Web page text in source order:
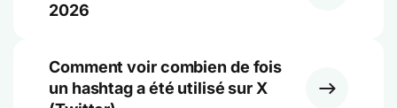
2026
Comment voir combien de fois
un hashtag a été utilisé sur X